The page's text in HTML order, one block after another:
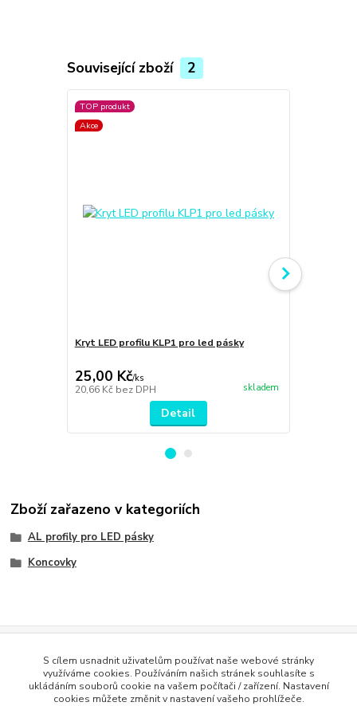
Související zboží 2
TOP produkt
Akce
Kryt LED profilu KLP1 pro led pásky
25,00 Kč/ks
20,66 Kč bez DPH skladem
Detail
Zboží zařazeno v kategoriích
AL profily pro LED pásky
Koncovky
Podle zákona o evidenci tržeb je prodávající povinen vystavit
kupujícímu účtenku. Zároveň je povinen zaevidovat přijatou tržbu u
správce daně online; v případě technického výpadku pak nejpozději do
S cílem usnadnit uživatelům používat naše webové stránky
využíváme cookies. Používáním našich stránek souhlasíte s
ukládáním souborů cookie na vašem počítači / zařízení. Nastavení
cookies můžete změnit v nastavení vašeho prohlížeče.